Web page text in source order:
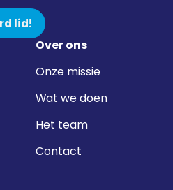
Over ons
Onze missie
Wat we doen
Het team
Contact
lid!